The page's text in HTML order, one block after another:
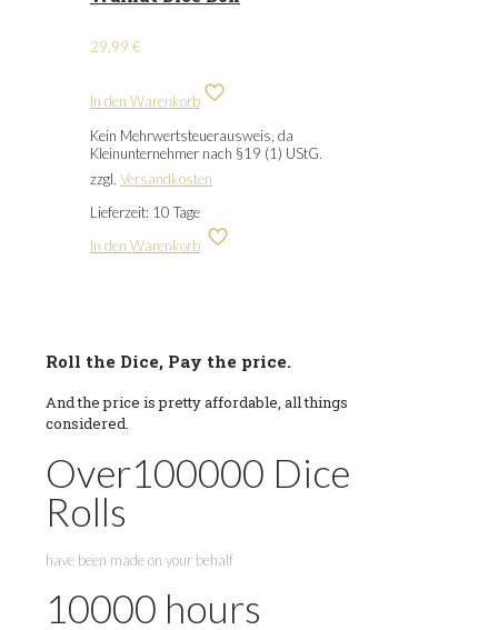
29,99 €
In den Warenkorb
Kein Mehrwertsteuerausweis, da
Kleinunternehmer nach §19 (1) UStG.
zzgl. Versandkosten
Lieferzeit: 10 Tage
In den Warenkorb
Roll the Dice, Pay the price.
And the price is pretty affordable, all things
considered.
Over100000 Dice
Rolls
have been made on your behalf
10000 hours